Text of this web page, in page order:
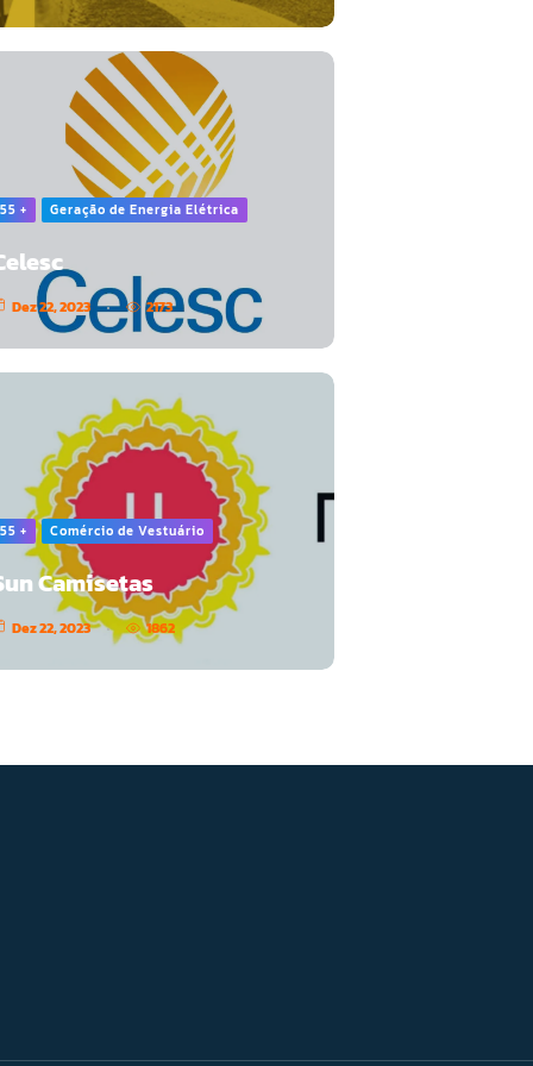
55 + Geração de Energia Elétrica
Dez 22, 2023 2173
55 + Comércio de Vestuário
Camisetas
Dez 22, 2023 1862